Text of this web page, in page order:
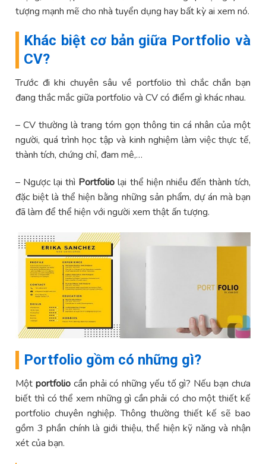
tượng mạnh mẽ cho nhà tuyển dụng hay bất kỳ ai xem nó.
Khác biệt cơ bản giữa Portfolio và
CV?
Trước đi khi chuyên sâu về portfolio thì chắc chắn bạn
đang thắc mắc giữa portfolio và CV có điểm gì khác nhau.
– CV thường là trang tóm gọn thông tin cá nhân của một
người, quá trình học tập và kinh nghiệm làm việc thực tế,
thành tích, chứng chỉ, đam mê,…
– Ngược lại thì Portfolio lại thể hiện nhiều đến thành tích,
đặc biệt là thể hiện bằng những sản phẩm, dự án mà bạn
đã làm để thể hiện với người xem thật ấn tượng.
Portfolio gồm có những gì?
Một portfoliocần phải có những yếu tố gì? Nếu bạn chưa
biết thì có thể xem những gì cần phải có cho một thiết kế
portfolio chuyên nghiệp. Thông thường thiết kế sẽ bao
gồm 3 phần chính là giới thiệu, thể hiện kỹ năng và nhận
xét của bạn.